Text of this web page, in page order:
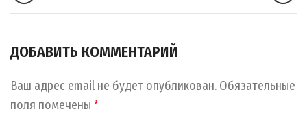
ДОБАВИТЬ КОММЕНТАРИЙ
Ваш адрес email не будет опубликован. Обязательные
поля помечены *